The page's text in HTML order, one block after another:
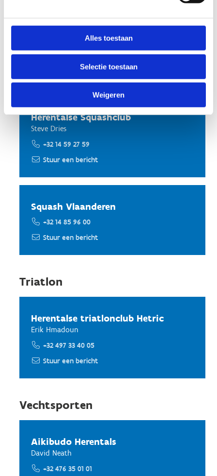
Alles toestaan
Selectie toestaan
Weigeren
+32 474 48 80 10
Stuur een bericht
Squash
Herentalse Squashclub
Steve Dries
+32 14 59 27 59
Stuur een bericht
Squash Vlaanderen
+32 14 85 96 00
Stuur een bericht
Triatlon
Herentalse triatlonclub Hetric
Erik Hmadoun
+32 497 33 40 05
Stuur een bericht
Vechtsporten
Aikibudo Herentals
David Neath
+32 476 35 01 01